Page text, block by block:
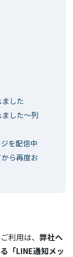
した
した〜列
を配信中
ら再度お
利用は、 弊社へ
「LINE通知メッ